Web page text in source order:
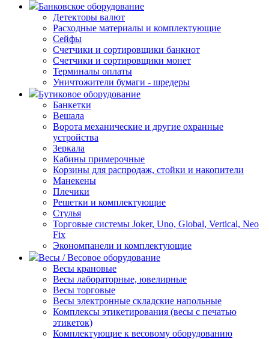
Банковское оборудование
Детекторы валют
Расходные материалы и комплектующие
Сейфы
Счетчики и сортировщики банкнот
Счетчики и сортировщики монет
Терминалы оплаты
Уничтожители бумаги - шредеры
Бутиковое оборудование
Банкетки
Вешала
Ворота механические и другие охранные
устройства
Зеркала
Кабины примерочные
Корзины для распродаж, стойки и накопители
Манекены
Плечики
Решетки и комплектующие
Стулья
Торговые системы Joker, Uno, Global, Vertical, Neo
Fix
Экономпанели и комплектующие
Весы / Весовое оборудование
Весы крановые
Весы лабораторные, ювелирные
Весы торговые
Весы электронные складские напольные
Комплексы этикетирования (весы с печатью
этикеток)
Комплектующие к весовому оборудованию